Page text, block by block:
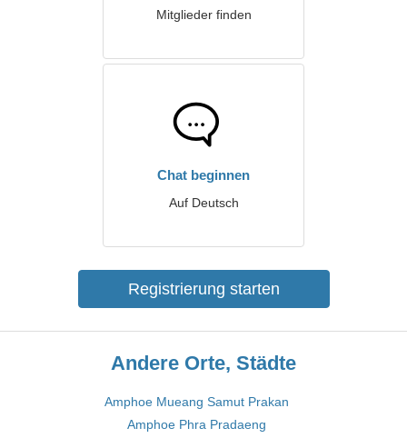
Mitglieder finden
Chat beginnen
Auf Deutsch
Registrierung starten
Andere Orte, Städte
Amphoe Mueang Samut Prakan
Amphoe Phra Pradaeng